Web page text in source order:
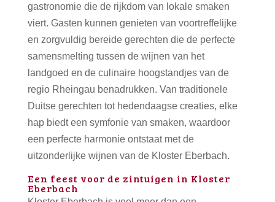
gastronomie die de rijkdom van lokale smaken
viert. Gasten kunnen genieten van voortreffelijke
en zorgvuldig bereide gerechten die de perfecte
samensmelting tussen de wijnen van het
landgoed en de culinaire hoogstandjes van de
regio Rheingau benadrukken. Van traditionele
Duitse gerechten tot hedendaagse creaties, elke
hap biedt een symfonie van smaken, waardoor
een perfecte harmonie ontstaat met de
uitzonderlijke wijnen van de Kloster Eberbach.
Een feest voor de zintuigen in Kloster
Eberbach